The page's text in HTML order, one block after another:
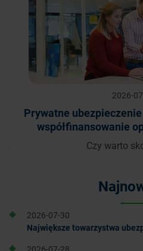
2026-
Prywatne
współfinansowanie
Czy warto
2026-07-30
Największe towarzystwa
2026-07-28